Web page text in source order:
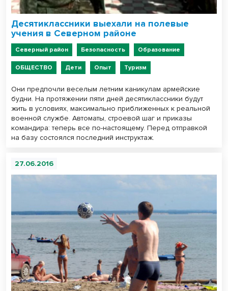
Десятиклассники выехали на полевые
учения в Северном районе
Северный район Безопасность Образование
ОБЩЕСТВО Дети Опыт Туризм
Они предпочли веселым летним каникулам армейские
будни. На протяжении пяти дней десятиклассники будут
жить в условиях, максимально приближенных к реальной
военной службе. Автоматы, строевой шаг и приказы
командира: теперь все по-настоящему. Перед отправкой
на базу состоялся последний инструктаж.
27.06.2016